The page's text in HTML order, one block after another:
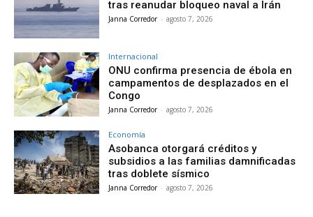
tras reanudar bloqueo naval a Irán
Janna Corredor - agosto 7, 2026
Internacional
ONU confirma presencia de ébola en
campamentos de desplazados en el
Congo
Janna Corredor - agosto 7, 2026
Economía
Asobanca otorgará créditos y
subsidios a las familias damnificadas
tras doblete sísmico
Janna Corredor - agosto 7, 2026